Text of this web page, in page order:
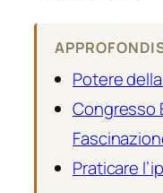
Potere
Congresso
Praticare